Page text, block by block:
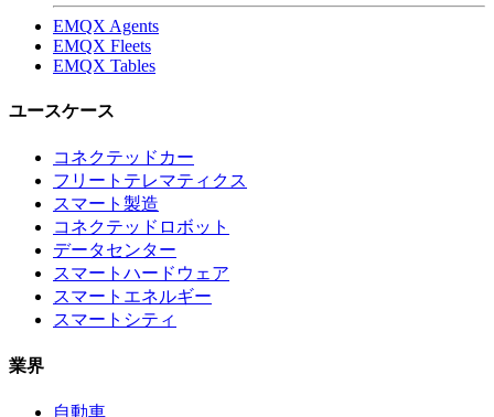
EMQX Agents
EMQX Fleets
EMQX Tables
ユースケース
コネクテッドカー
フリートテレマティクス
スマート製造
コネクテッドロボット
データセンター
スマートハードウェア
スマートエネルギー
スマートシティ
業界
自動車